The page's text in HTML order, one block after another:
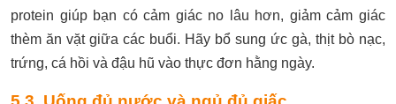
protein giúp bạn có cảm giác no lâu hơn, giảm cảm giác
thèm ăn vặt giữa các buổi. Hãy bổ sung ức gà, thịt bò nạc,
trứng, cá hồi và đậu hũ vào thực đơn hằng ngày.